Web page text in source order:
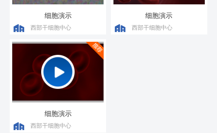
细胞演示
西部干细胞中心
细胞演示
西部干细胞中心
细胞演示
西部干细胞中心